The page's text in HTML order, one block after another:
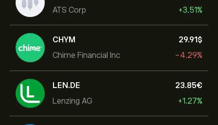
ATS Corp
+3.51%
CHYM
Chime Financial Inc
29.91‎$‎
-4.29%
LEN.DE
Lenzing AG
23.85‎€‎
+1.27%